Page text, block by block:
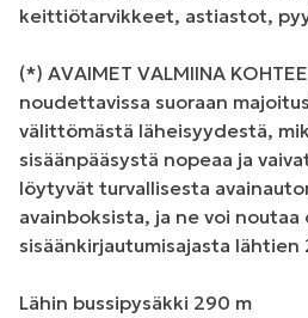
keittiötarvikkeet, astiastot,
(*) AVAIMET VALMIINA
noudettavissa suoraan
välittömästä läheisyydestä,
sisäänpääsystä nopeaa ja
löytyvät turvallisesta
avainboksista, ja ne voi noutaa
sisäänkirjautumisajasta lähtien
Lähin bussipysäkki 290 m